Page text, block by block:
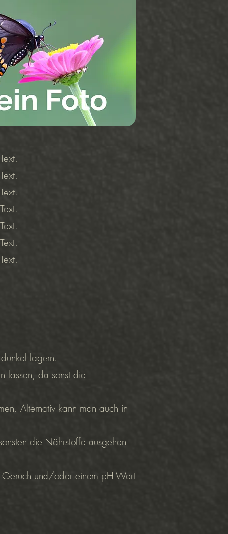
lagern.
lassen, da sonst die
Alternativ kann man auch in
die Nährstoffe ausgehen
und/oder einem pH-Wert